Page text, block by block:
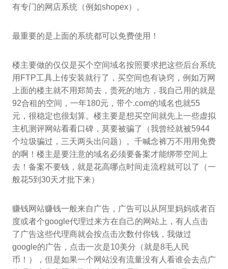
有专门的网店系统（例如shopex）。
最重要的是上面的系统都可以免费使用！
楼主要做的仅仅是买个空间域名按照要求把这些后台系统
用FTP工具上传安装就行了，买空间也有诀窍，例如万网
上面的楼主就不用郑简去，贵死的地方，我自己用的就是
92合租的空间，一年180元，带个.com的域名也就55
元，很稳定也很划算。楼主要是想买空间就先上一些虚拟
主机测评网站看看口碑，莫要被骗了（我曾经就被5944
个垃圾骗过，三天两头出问题）。千喊念裤万不用用免费
的啊！楼主是要注意的域名必须要备案才能绑带空间上
去！备案不要钱，就是花高哪点时间走流程就可以了（一
般花5到30天才批下来）
赚钱网站赚钱一般来自广告，广告可以从阿里妈妈或者百
度或者个google代理过来方在自己的网站上，有人点击
了广告这些代理商就会按点击次数付你钱，我做过
google的广告，点击一次是10美分（就是8毛人民
币！），但是如果一个网站没有流量没有人看谁会去点广